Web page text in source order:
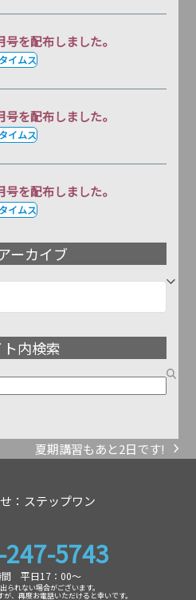
を配布しました。
イムス
を配布しました。
イムス
を配布しました。
イムス
ーカイブ
内検索
next
夏期講習もあと2日です!
：ステップワン
5743
間 平日17：00～
られない場合がございます。
、再度お電話いただけると幸いです。